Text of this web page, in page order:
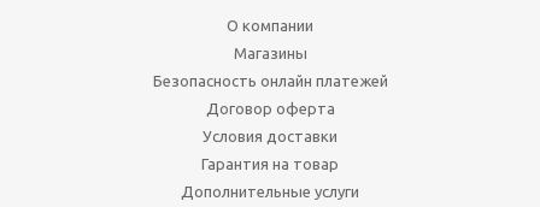
О компании
Магазины
Безопасность онлайн платежей
Договор оферта
Условия доставки
Гарантия на товар
Дополнительные услуги